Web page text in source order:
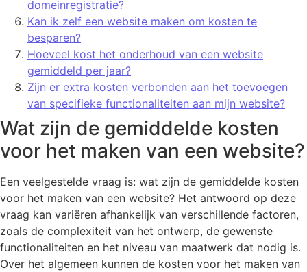
domeinregistratie?
Kan ik zelf een website maken om kosten te
besparen?
Hoeveel kost het onderhoud van een website
gemiddeld per jaar?
Zijn er extra kosten verbonden aan het toevoegen
van specifieke functionaliteiten aan mijn website?
Wat zijn de gemiddelde kosten
voor het maken van een website?
Een veelgestelde vraag is: wat zijn de gemiddelde kosten
voor het maken van een website? Het antwoord op deze
vraag kan variëren afhankelijk van verschillende factoren,
zoals de complexiteit van het ontwerp, de gewenste
functionaliteiten en het niveau van maatwerk dat nodig is.
Over het algemeen kunnen de kosten voor het maken van